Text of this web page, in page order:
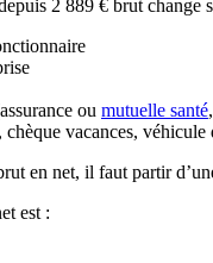
2 889 € brut change
ou mutuelle santé,
vacances, véhicule
en net, il faut partir
est :